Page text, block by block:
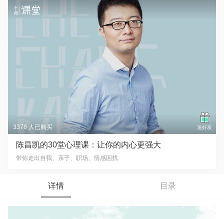
3378 人已购买 送好友
陈昌凯的30堂心理课：让你的内心更强大
带你走出自我、亲子、职场、情感困扰
详情 目录